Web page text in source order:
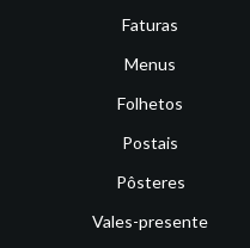
Faturas
Menus
Folhetos
Postais
Pôsteres
Vales-presente